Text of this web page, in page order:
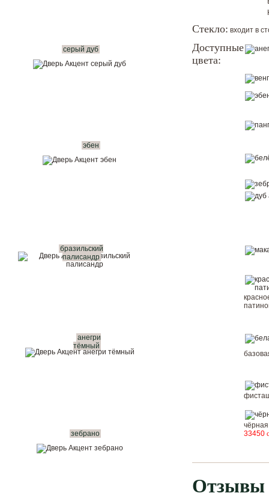
Показать в интерьере
Рассчитать комплект
серый дуб
эбен
бразильский
палисандр
анегри
тёмный
зебрано
Стекло: входит в
Доступные
цвета:
33450 c
Отзывы